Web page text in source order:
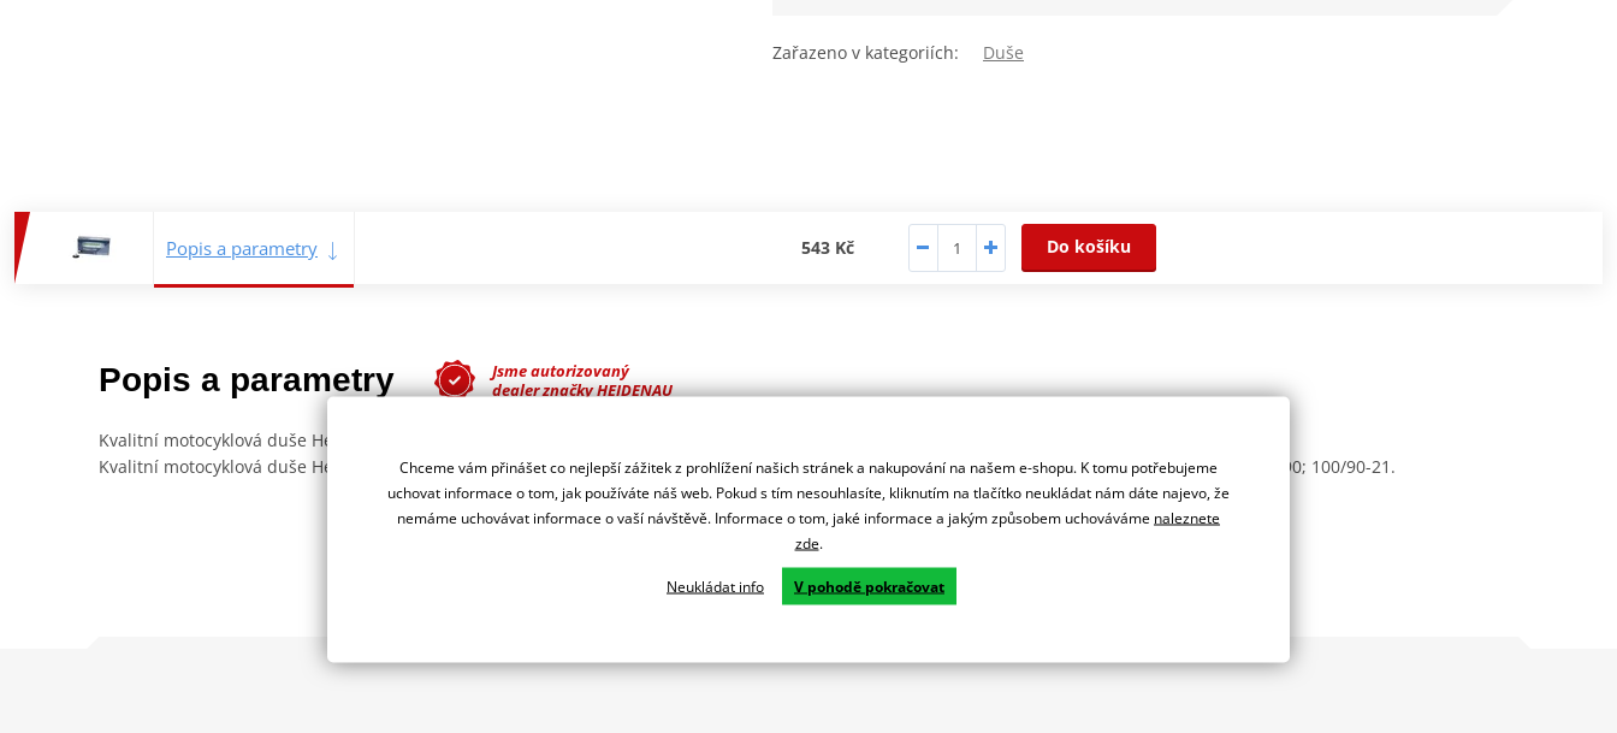
Zařazeno v kategoriích: Duše
Popis a parametry 543 Kč Do košíku
Popis a parametry
Jsme autorizovaný
dealer značky HEIDENAU
Kvalitní motocyklová duše Heidenau.
Kvalitní motocyklová duše Heidenau s ventilem 34G - rovný středový kovový ø 8 mm, pro pneumatiky o rozměru 3,00; 3,25; 3,50; 80/100; 90/100; 90/90; 100/90-21.
Chceme vám přinášet co nejlepší zážitek z prohlížení našich stránek a nakupování na našem e-shopu. K tomu potřebujeme
uchovat informace o tom, jak používáte náš web. Pokud s tím nesouhlasíte, kliknutím na tlačítko neukládat nám dáte najevo, že
nemáme uchovávat informace o vaší návštěvě. Informace o tom, jaké informace a jakým způsobem uchováváme naleznete
zde.
Neukládat info V pohodě pokračovat